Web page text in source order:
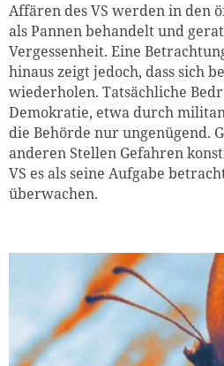
Affären des VS werden in den
als Pannen behandelt und
Vergessenheit. Eine
hinaus zeigt jedoch, dass sich
wiederholen. Tatsächliche
Demokratie, etwa durch
die Behörde nur ungenügend.
anderen Stellen Gefahren
VS es als seine Aufgabe
überwachen.